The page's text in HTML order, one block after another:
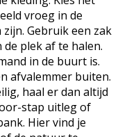
vroeg in de
Gebruik een zak
plek af te halen.
in de buurt is.
afvalemmer buiten.
haal er dan altijd
stap uitleg of
Hier vind je